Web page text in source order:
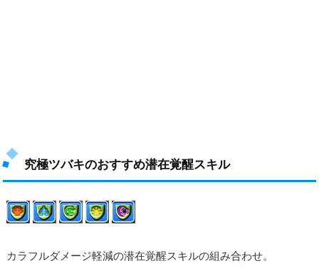
究極ツバキのおすすめ潜在覚醒スキル
カラフルダメージ軽減の潜在覚醒スキルの組み合わせ。